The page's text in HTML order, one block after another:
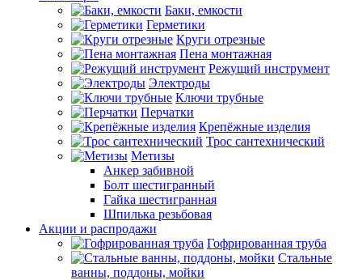
Баки, емкости
Герметики
Круги отрезные
Пена монтажная
Режущий инструмент
Электроды
Ключи трубные
Перчатки
Крепёжные изделия
Трос сантехнический
Метизы
Анкер забивной
Болт шестигранный
Гайка шестигранная
Шпилька резьбовая
Акции и распродажи
Гофрированная труба
Стальные
ванны, поддоны, мойки